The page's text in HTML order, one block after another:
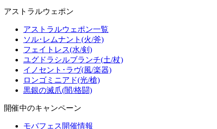
アストラルウェポン
アストラルウェポン一覧
ソル･レムナント(火/斧)
フェイトレス(水/剣)
ユグドラシルブランチ(土/杖)
イノセント･ラヴ(風/楽器)
ロンゴミニアド(光/槍)
黒銀の滅爪(闇/格闘)
開催中のキャンペーン
モバフェス開催情報